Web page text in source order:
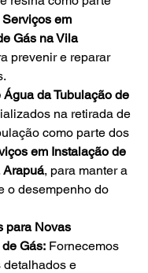
Serviços em
Gás na Vila
prevenir e reparar
Água da Tubulação de
na retirada de
como parte dos
em Instalação de
Arapuá, para manter a
o desempenho do
para Novas
Gás: Fornecemos
detalhados e